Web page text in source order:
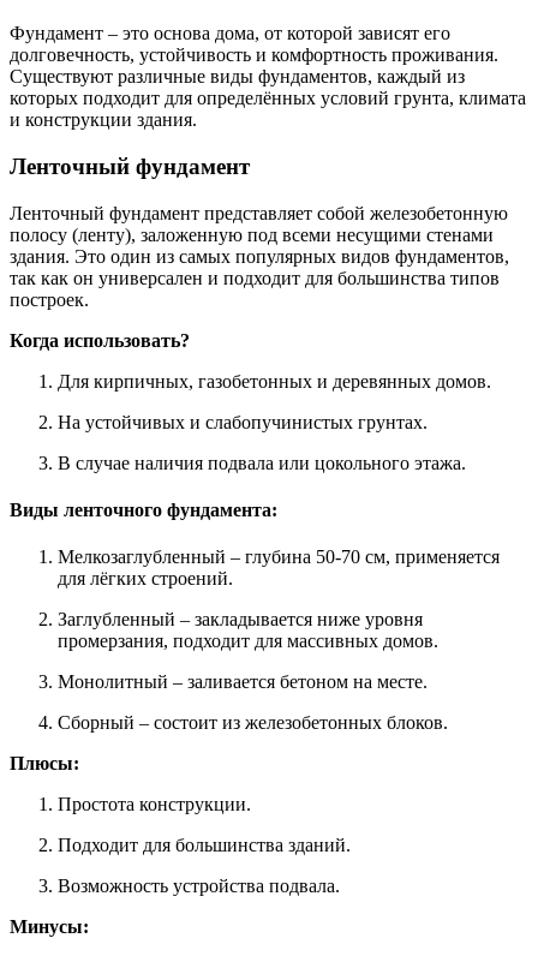
Фундамент – это основа дома, от которой зависят его
долговечность, устойчивость и комфортность проживания.
Существуют различные виды фундаментов, каждый из
которых подходит для определённых условий грунта, климата
и конструкции здания.
Ленточный фундамент
Ленточный фундамент представляет собой железобетонную
полосу (ленту), заложенную под всеми несущими стенами
здания. Это один из самых популярных видов фундаментов,
так как он универсален и подходит для большинства типов
построек.
Когда использовать?
Для кирпичных, газобетонных и деревянных домов.
На устойчивых и слабопучинистых грунтах.
В случае наличия подвала или цокольного этажа.
Виды ленточного фундамента:
Мелкозаглубленный – глубина 50-70 см, применяется
для лёгких строений.
Заглубленный – закладывается ниже уровня
промерзания, подходит для массивных домов.
Монолитный – заливается бетоном на месте.
Сборный – состоит из железобетонных блоков.
Плюсы:
Простота конструкции.
Подходит для большинства зданий.
Возможность устройства подвала.
Минусы: